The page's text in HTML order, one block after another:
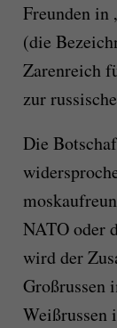
Freunden in
(die
Zarenreich
zur
Die
NATO oder
wird der
Großrussen
Weißrussen